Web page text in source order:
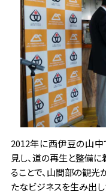
2012年に西伊豆の山
見し、道の再生と整備
ることで、山間部の観
たなビジネスを生み出